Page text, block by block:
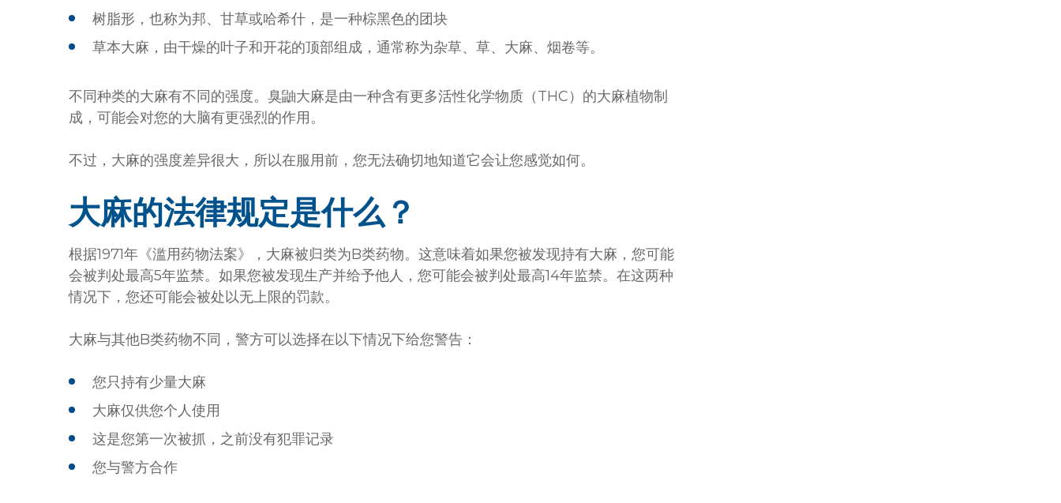
树脂形，也称为邦、甘草或哈希什，是一种棕黑色的团块
草本大麻，由干燥的叶子和开花的顶部组成，通常称为杂草、草、大麻、烟卷等。
不同种类的大麻有不同的强度。臭鼬大麻是由一种含有更多活性化学物质（THC）的大麻植物制
成，可能会对您的大脑有更强烈的作用。
不过，大麻的强度差异很大，所以在服用前，您无法确切地知道它会让您感觉如何。
大麻的法律规定是什么？
根据1971年《滥用药物法案》，大麻被归类为B类药物。这意味着如果您被发现持有大麻，您可能
会被判处最高5年监禁。如果您被发现生产并给予他人，您可能会被判处最高14年监禁。在这两种
情况下，您还可能会被处以无上限的罚款。
大麻与其他B类药物不同，警方可以选择在以下情况下给您警告：
您只持有少量大麻
大麻仅供您个人使用
这是您第一次被抓，之前没有犯罪记录
您与警方合作